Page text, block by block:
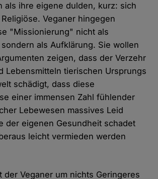
als ihre eigene dulden, kurz: sich
Veganer hingegen
"Missionierung" nicht als
als Aufklärung. Sie wollen
zeigen, dass der Verzehr
Lebensmitteln tierischen Ursprungs
schädigt, dass diese
einer immensen Zahl fühlender
Lebewesen massives Leid
der eigenen Gesundheit schadet
leicht vermieden werden
der Veganer um nichts Geringeres